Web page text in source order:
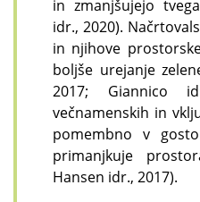
in zmanjšujejo
idr., 2020).
in njihove
boljše urejanje
2017; Giannico
večnamenskih in
pomembno v
primanjkuje
Hansen idr., 2017).